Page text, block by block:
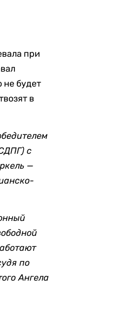
при
не будет
в
с
—
по
Ангела